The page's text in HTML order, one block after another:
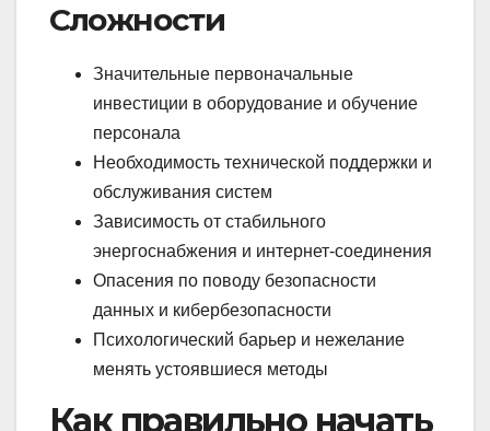
Сложности
Значительные первоначальные
инвестиции в оборудование и обучение
персонала
Необходимость технической поддержки и
обслуживания систем
Зависимость от стабильного
энергоснабжения и интернет-соединения
Опасения по поводу безопасности
данных и кибербезопасности
Психологический барьер и нежелание
менять устоявшиеся методы
Как правильно начать